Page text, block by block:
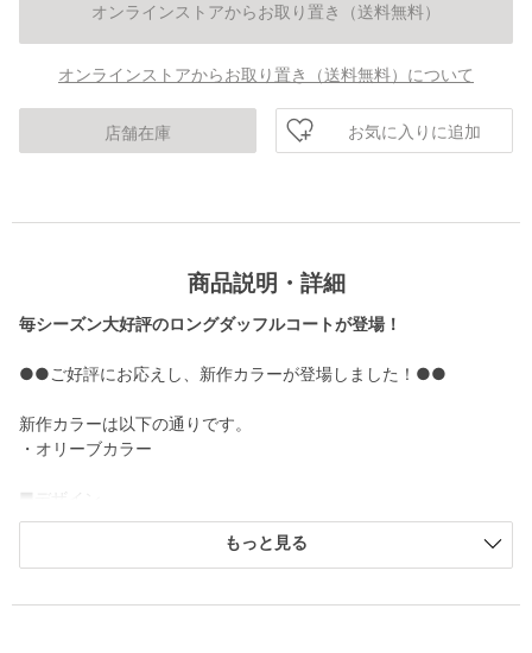
オンラインストアからお取り置き（送料無料）
オンラインストアからお取り置き（送料無料）について
店舗在庫 お気に入りに追加
商品説明・詳細
毎シーズン大好評のロングダッフルコートが登場！
●●ご好評にお応えし、新作カラーが登場しました！●●
新作カラーは以下の通りです。
・オリーブカラー
■デザイン
大人に似合う、グリーンレーベル一押しの定番コート。
どんなボトムともすっきり合わせられる着丈にこだわりお作りし
た一着です。
もっと見る